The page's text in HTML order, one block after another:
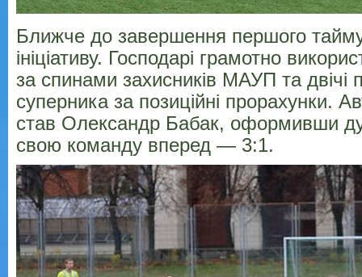
Ближче до завершення першого
ініціативу. Господарі грамотно
за спинами захисників МАУП та двічі
суперника за позиційні прорахунки.
став Олександр Бабак, оформивши
свою команду вперед — 3:1.